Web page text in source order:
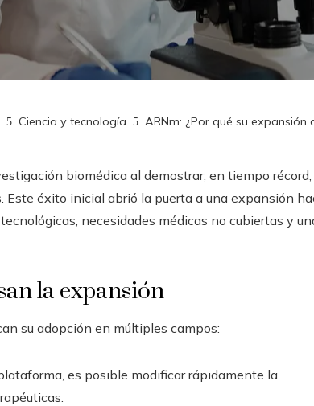
Ciencia y tecnología ARNm: ¿Por qué su expansión
biomédica al demostrar, en tiempo récord,
Este éxito inicial abrió la puerta a una expansión
necesidades médicas no cubiertas y
la expansión
su adopción en múltiples campos:
es posible modificar rápidamente la